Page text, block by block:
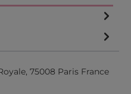
75008 Paris France